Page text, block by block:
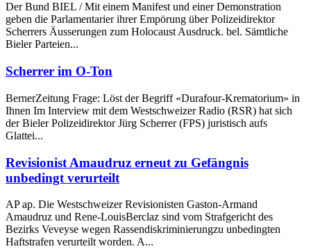
Der Bund BIEL / Mit einem Manifest und einer Demonstration
geben die Parlamentarier ihrer Empörung über Polizeidirektor
Scherrers Äusserungen zum Holocaust Ausdruck. bel. Sämtliche
Bieler Parteien...
Scherrer im O-Ton
BernerZeitung Frage: Löst der Begriff «Durafour-Krematorium» in
Ihnen Im Interview mit dem Westschweizer Radio (RSR) hat sich
der Bieler Polizeidirektor Jürg Scherrer (FPS) juristisch aufs
Glattei...
Revisionist Amaudruz erneut zu Gefängnis
unbedingt verurteilt
AP ap. Die Westschweizer Revisionisten Gaston-Armand
Amaudruz und Rene-LouisBerclaz sind vom Strafgericht des
Bezirks Veveyse wegen Rassendiskriminierungzu unbedingten
Haftstrafen verurteilt worden. A...